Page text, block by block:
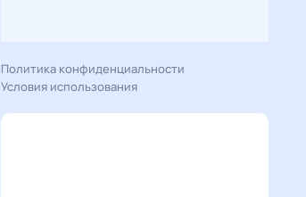
Политика конфиденциальности
Условия использования